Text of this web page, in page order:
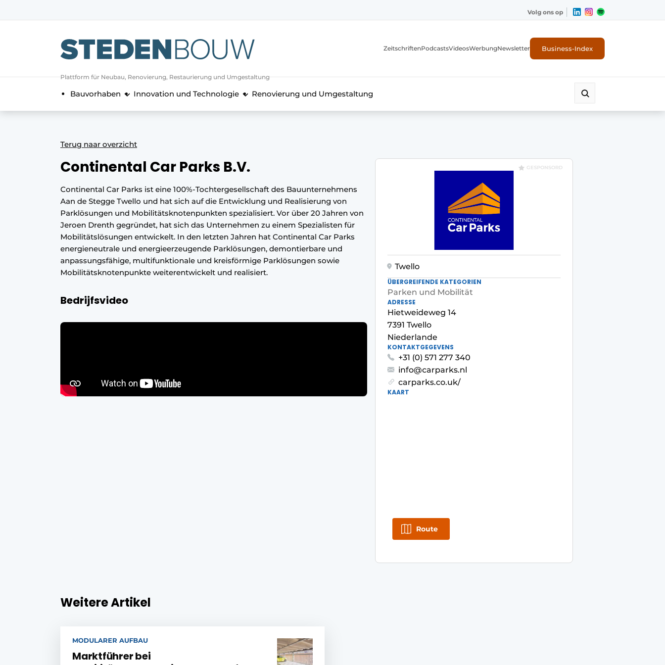
Allgemeine Bedingungen und Konditionen
AutorisierungabmeldenAnmeldung
Unternehmen
Veranstaltung anmelden
Startseite
Meist gelesen
Newsletter
Podcasts
Datenschutz / Cookie-Erklärung
Geschichte Metadaten
Freie Stellen
Volg ons op
Plattform für Neubau, Renovierung, Restaurierung und Umgestaltung
ZeitschriftenPodcastsVideosWerbungNewsletter Business-Index
Bauvorhaben Innovation und Technologie Renovierung und Umgestaltung
Terug naar overzicht
Continental Car Parks B.V.
Continental Car Parks ist eine 100%-Tochtergesellschaft des Bauunternehmens
Aan de Stegge Twello und hat sich auf die Entwicklung und Realisierung von
Parklösungen und Mobilitätsknotenpunkten spezialisiert. Vor über 20 Jahren von
Jeroen Drenth gegründet, hat sich das Unternehmen zu einem Spezialisten für
Mobilitätslösungen entwickelt. In den letzten Jahren hat Continental Car Parks
energieneutrale und energieerzeugende Parklösungen, demontierbare und
anpassungsfähige, multifunktionale und kreisförmige Parklösungen sowie
Mobilitätsknotenpunkte weiterentwickelt und realisiert.
Bedrijfsvideo
GESPONSORD
Twello
ÜBERGREIFENDE KATEGORIEN
Parken und Mobilität
ADRESSE
Hietweideweg 14
7391 Twello
Niederlande
KONTAKTGEGEVENS
+31 (0) 571 277 340
info@carparks.nl
carparks.co.uk/
KAART
Route
Weitere Artikel
MODULARER AUFBAU
Marktführer bei